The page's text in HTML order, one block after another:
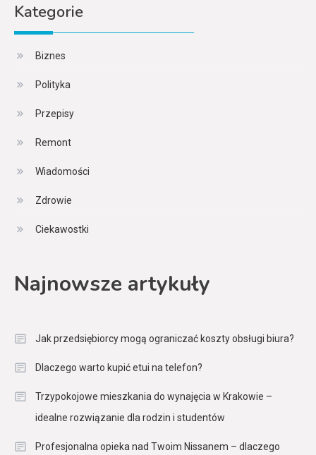
Kategorie
Biznes
Polityka
Przepisy
Remont
Wiadomości
Zdrowie
Ciekawostki
Najnowsze artykuły
Jak przedsiębiorcy mogą ograniczać koszty obsługi biura?
Dlaczego warto kupić etui na telefon?
Trzypokojowe mieszkania do wynajęcia w Krakowie –
idealne rozwiązanie dla rodzin i studentów
Profesjonalna opieka nad Twoim Nissanem – dlaczego